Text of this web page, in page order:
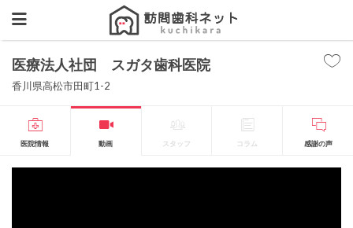
医療法人社団 スガタ歯科医院
香川県高松市田町1-2
医院情報 動画 スタッフ コラム 感謝の声